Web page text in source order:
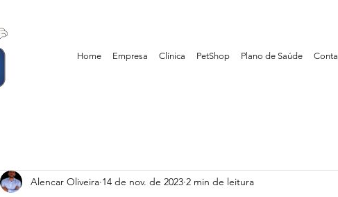
Home Empresa Clínica PetShop Plano de Saúde
Alencar Oliveira 14 de nov. de 2023 2 min de leitura